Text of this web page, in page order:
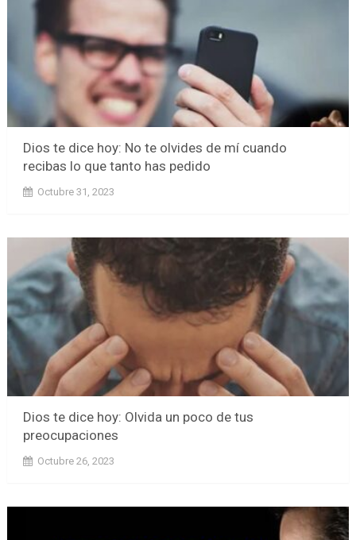
Dios te dice hoy: No te olvides de mí cuando
recibas lo que tanto has pedido
Octubre 31, 2023
Dios te dice hoy: Olvida un poco de tus
preocupaciones
Octubre 26, 2023